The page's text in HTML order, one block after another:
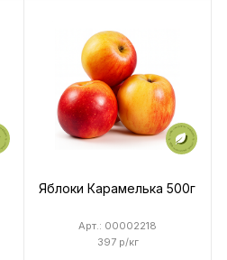
Яблоки Карамелька 500г
397 р/кг
Арт.: 00002218